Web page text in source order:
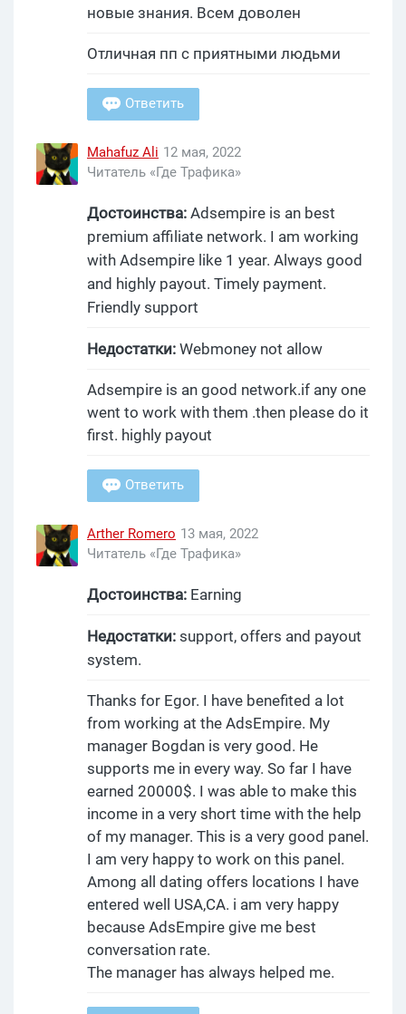
новые знания. Всем доволен
Отличная пп с приятными людьми
Ответить
Mahafuz Ali 12 мая, 2022
Читатель «Где Трафика»
Достоинства: Adsempire is an best
premium affiliate network. I am working
with Adsempire like 1 year. Always good
and highly payout. Timely payment.
Friendly support
Недостатки: Webmoney not allow
Adsempire is an good network.if any one
went to work with them .then please do it
first. highly payout
Ответить
Arther Romero 13 мая, 2022
Читатель «Где Трафика»
Достоинства: Earning
Недостатки: support, offers and payout
system.
Thanks for Egor. I have benefited a lot
from working at the AdsEmpire. My
manager Bogdan is very good. He
supports me in every way. So far I have
earned 20000$. I was able to make this
income in a very short time with the help
of my manager. This is a very good panel.
I am very happy to work on this panel.
Among all dating offers locations I have
entered well USA,CA. i am very happy
because AdsEmpire give me best
conversation rate.
The manager has always helped me.